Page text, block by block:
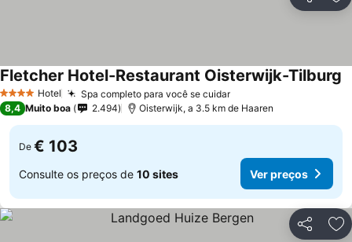
4 EstrelasHotel Spa completo para você se cuidar
Fletcher Hotel-Restaurant Oisterwijk-Tilburg
8,4 Muito boa 2.494 Oisterwijk, a 3.5 km de Haaren
De € 103
Consulte os preços de 10 sites Ver preços
Partilhar